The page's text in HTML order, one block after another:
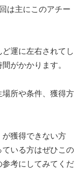
は主にこのアチー
運に左右されてし
がかかります。
所や条件、獲得方
獲得できない方
いる方はぜひこの
考にしてみてくだ